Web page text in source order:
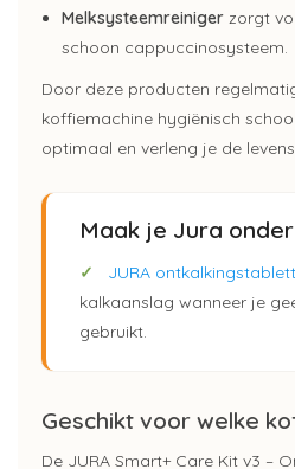
Melksysteemreinigerzorgt
schoon cappuccinosysteem.
Door deze producten
koffiemachine hygiënisch
optimaal en verleng je de
Maak je Jura
✓ JURA
kalkaanslag wanneer je
gebruikt.
Geschikt voor welke
De JURA Smart+ Care Kit v3 –